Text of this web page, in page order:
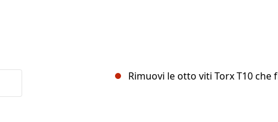
Rimuovi le otto viti Torx T10 che